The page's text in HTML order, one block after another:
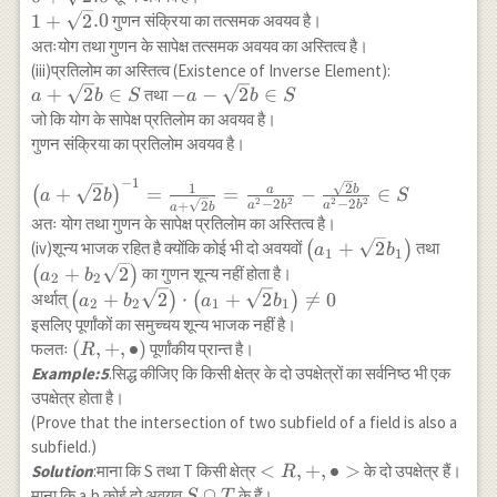
{a_{1}^{2}-2
b_{1}^{2}}
\notin Z
b_{2}+b_{1}
\in S
.0
1+\sqrt{2}
.0
1 + 2.0गुणन संक्रिया का तत्समक अवयव है।
अतःयोग तथा गुणन के सापेक्ष तत्समक अवयव का अस्तित्व है।
(iii)प्रतिलोम का अस्तित्व (Existence of Inverse Element):
a+\sqrt{2}
b \in S
a + 2b ∈ S तथा-a-
\sqrt{2}
b \in S
−a − 2b ∈ S
जो कि योग के सापेक्ष प्रतिलोम का अवयव है।
गुणन संक्रिया का प्रतिलोम अवयव है।
\left ( a+\sqrt{2} b
\right )^{-1}=\frac{1}
{a+\sqrt{2}b}=\frac{a}
{a^{2}-2b^{2}}-
\frac{\sqrt{2} b}
{a^{2}-2b^{2}} \in S
(a + 2b)
−1 =
a+ 2b
1 = a2 −2b2
a − a2 −2b2
2b ∈ S
अतः योग तथा गुणन के सापेक्ष प्रतिलोम का अस्तित्व है।
(iv)शून्य भाजक रहित है क्योंकि कोई भी दो अवयवों \left(a_{1}+\sqrt{2}
(a1 + 2b1 ) तथा
(a2 + b2 2) का गुणन शून्य नहीं होता है।
अर्थात् \left(a_{2}+b_{2}
\sqrt{2}\right)
\cdot\left(a_{1}+\sqrt{2}
b_{1}\right) \neq 0
(a2 + b2 2) ⋅ (a1 + 2b1 ) 
= 0
इसलिए पूर्णांकों का समुच्चय शून्य भाजक नहीं है।
फलतः \left (
R,+,\bullet
\right )
(R, +, ∙) पूर्णांकीय प्रान्त है।
Example:5.सिद्ध कीजिए कि किसी क्षेत्र के दो उपक्षेत्रों का सर्वनिष्ठ भी एक
उपक्षेत्र होता है।
(Prove that the intersection of two subfield of a field is also a
subfield.)
Solution:माना कि S तथा T किसी क्षेत्र <
< R, +, ∙ > के दो उपक्षेत्र हैं।